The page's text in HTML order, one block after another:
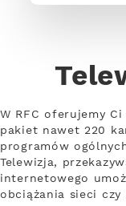
W RFC oferujemy
pakiet nawet 220
programów
Telewizja,
internetowego
obciążania sieci czy